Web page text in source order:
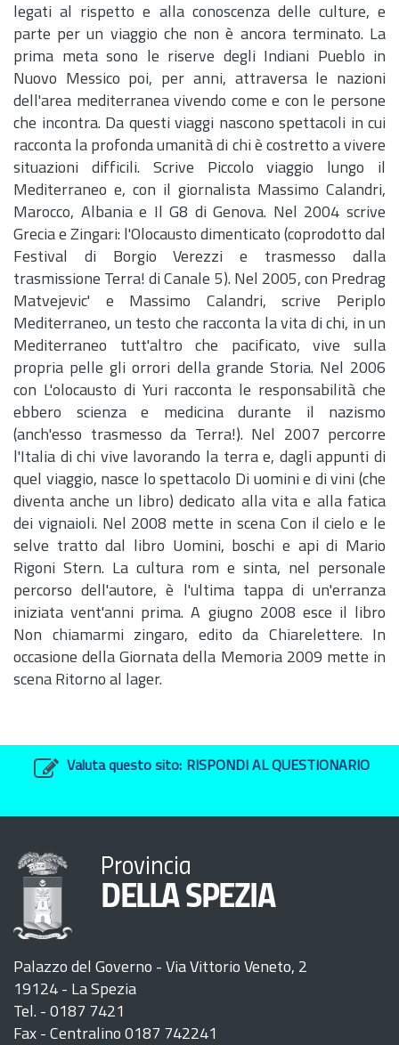
legati al rispetto e alla conoscenza delle culture, e
parte per un viaggio che non è ancora terminato. La
prima meta sono le riserve degli Indiani Pueblo in
Nuovo Messico poi, per anni, attraversa le nazioni
dell'area mediterranea vivendo come e con le persone
che incontra. Da questi viaggi nascono spettacoli in cui
racconta la profonda umanità di chi è costretto a vivere
situazioni difficili. Scrive Piccolo viaggio lungo il
Mediterraneo e, con il giornalista Massimo Calandri,
Marocco, Albania e Il G8 di Genova. Nel 2004 scrive
Grecia e Zingari: l'Olocausto dimenticato (coprodotto dal
Festival di Borgio Verezzi e trasmesso dalla
trasmissione Terra! di Canale 5). Nel 2005, con Predrag
Matvejevic' e Massimo Calandri, scrive Periplo
Mediterraneo, un testo che racconta la vita di chi, in un
Mediterraneo tutt'altro che pacificato, vive sulla
propria pelle gli orrori della grande Storia. Nel 2006
con L'olocausto di Yuri racconta le responsabilità che
ebbero scienza e medicina durante il nazismo
(anch'esso trasmesso da Terra!). Nel 2007 percorre
l'Italia di chi vive lavorando la terra e, dagli appunti di
quel viaggio, nasce lo spettacolo Di uomini e di vini (che
diventa anche un libro) dedicato alla vita e alla fatica
dei vignaioli. Nel 2008 mette in scena Con il cielo e le
selve tratto dal libro Uomini, boschi e api di Mario
Rigoni Stern. La cultura rom e sinta, nel personale
percorso dell'autore, è l'ultima tappa di un'erranza
iniziata vent'anni prima. A giugno 2008 esce il libro
Non chiamarmi zingaro, edito da Chiarelettere. In
occasione della Giornata della Memoria 2009 mette in
scena Ritorno al lager.
Valuta questo sito: RISPONDI AL QUESTIONARIO
Provincia
DELLA SPEZIA
Palazzo del Governo - Via Vittorio Veneto, 2
19124 - La Spezia
Tel. - 0187 7421
Fax - Centralino 0187 742241